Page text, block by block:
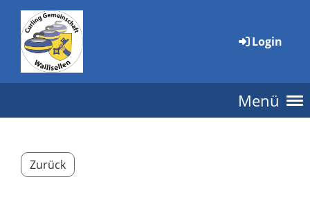
Login
Menü
Zurück